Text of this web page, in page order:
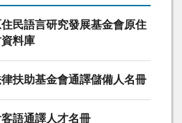
民語言研究發展基金會原住
料庫
扶助基金會通譯儲備人名冊
語通譯人才名冊